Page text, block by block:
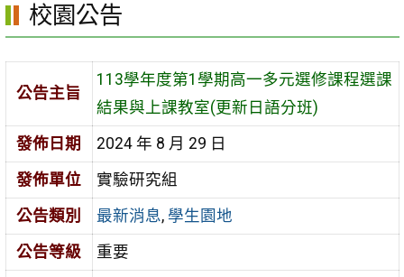
校園公告
公告主旨
113學年度第1學期高一多元選修課程選課
結果與上課教室(更新日語分班)
發佈日期
2024 年 8 月 29 日
發佈單位
實驗研究組
公告類別
最新消息, 學生園地
公告等級
重要